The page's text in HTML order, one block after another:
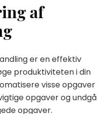
af
er en effektiv
produktiviteten i din
visse opgaver
opgaver og undgå
opgaver.